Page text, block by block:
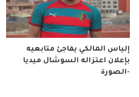
إلياس المالكي يفاجئ متابعيه
بإعلان اعتزاله السوشال ميديا
-الصورة